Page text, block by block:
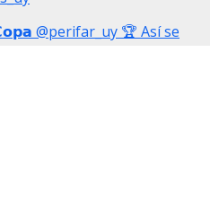
@perifar_uy 🏆 Así se